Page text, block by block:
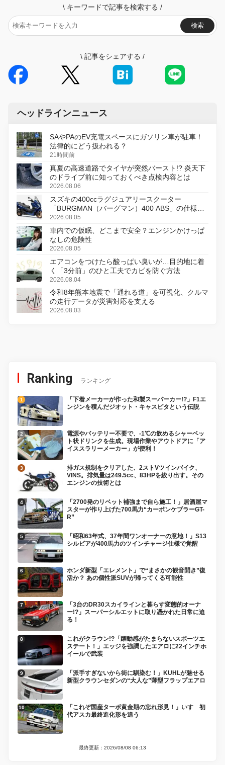
\ キーワードで記事を検索する /
検索
\ 記事をシェアする /
ヘッドラインニュース
SAやPAのEV充電スペースにガソリン車が駐車！
法律的にどう扱われる？
21時間前
真夏の高速道路でタイヤが突然バースト!? 炎天下
のドライブ前に知っておくべき点検内容とは
2026.08.06
スズキの400ccラグジュアリースクーター
「BURGMAN（バーグマン）400 ABS」の仕様を
変更し、8月18日に発売
2026.08.05
車内での仮眠、どこまで安全？エンジンかけっぱ
なしの危険性
2026.08.05
エアコンをつけたら酸っぱい臭いが…目的地に着
く「3分前」のひと工夫でカビを防ぐ方法
2026.08.04
令和8年熊本地震で「通れる道」を可視化、クルマ
の走行データが災害対応を支える
2026.08.03
Ranking ランキング
「下着メーカーが作った和製スーパーカー!?」F1エ
ンジンを積んだジオット・キャスピタという伝説
電源やバッテリー不要で、-1℃の飲めるシャーベッ
ト状ドリンクを生成。現場作業やアウトドアに「ア
イススラリーメーカー」が便利！
排ガス規制をクリアした、2ストVツインバイク、
VINS。排気量は249.5cc、83HPを絞り出す。その
エンジンの技術とは
「2700発のリベット補強まで自ら施工！」居酒屋マ
スターが作り上げた700馬力“カーボンケブラーGT-
R”
「昭和63年式、37年間ワンオーナーの意地！」S13
シルビアが400馬力のツインチャージ仕様で覚醒
ホンダ新型「エレメント」で“まさかの観音開き”復
活か？ あの個性派SUVが帰ってくる可能性
「3台のDR30スカイラインと暮らす変態的オーナ
ー!?」スーパーシルエットに取り憑かれた日常に迫
る！
これがクラウン!?「躍動感がたまらないスポーツエ
ステート！」エッジを強調したエアロに22インチホ
イールで武装
「派手すぎないから街に馴染む！」KUHLが魅せる
新型クラウンセダンの“大人な”薄型フラップエアロ
「これぞ国産ターボ黄金期の忘れ形見！」いすゞ初
代アスカ最終進化形を追う
最終更新：2026/08/08 06:13